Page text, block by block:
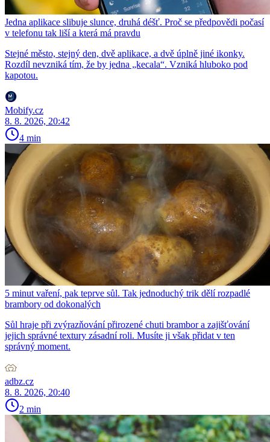
Jedna aplikace slibuje slunce, druhá déšť. Proč se předpovědi počasí
v telefonu tak liší a která má pravdu
Stejné město, stejný den, dvě aplikace, a dvě úplně jiné ikonky.
Rozdíl nevzniká tím, že by jedna „kecala“. Vzniká hluboko pod
kapotou.
Mobify.cz
8. 8. 2026, 20:42
4 min
5 minut vaření, pak teprve sůl. Tak jednoduchý trik dělí rozpadlé
brambory od dokonalých
Sůl hraje při zvýrazňování přirozené chuti brambor a zajišťování
jejich správné textury zásadní roli. Musíte ji však přidat v ten
správný moment.
adbz.cz
8. 8. 2026, 20:40
2 min